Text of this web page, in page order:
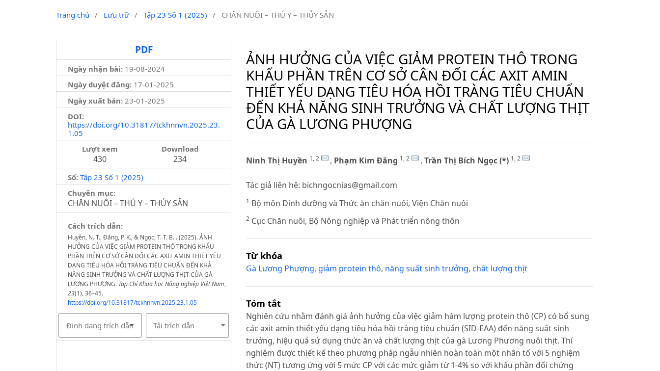
Trang chủ / Lưu trữ / Tập 23 Số 1 (2025) / CHĂN NUÔI – THÚ Y – THỦY SẢN
PDF
Ngày nhận bài: 19-08-2024
Ngày duyệt đăng:17-01-2025
Ngày xuất bản: 23-01-2025
DOI:
https://doi.org/10.31817/tckhnnvn.2025.23.
1.05
Lượt xem
430
Download
234
Số: Tập 23 Số 1 (2025)
Chuyên mục:
CHĂN NUÔI – THÚ Y – THỦY SẢN
Cách trích dẫn:
Huyền, N. T., Đăng, P. K., & Ngọc, T. T. B. . (2025). ẢNH
HƯỞNG CỦA VIỆC GIẢM PROTEIN THÔ TRONG KHẨU
PHẦN TRÊN CƠ SỞ CÂN ĐỐI CÁC AXIT AMIN THIẾT YẾU
DẠNG TIÊU HÓA HỒI TRÀNG TIÊU CHUẨN ĐẾN KHẢ
NĂNG SINH TRƯỞNG VÀ CHẤT LƯỢNG THỊT CỦA GÀ
LƯƠNG PHƯỢNG. Tạp Chí Khoa học Nông nghiệp Việt Nam,
23(1), 36–45.
https://doi.org/10.31817/tckhnnvn.2025.23.1.05
Định dạng trích dẫn Tải trích dẫn
ẢNH HƯỞNG CỦA VIỆC GIẢM PROTEIN THÔ TRONG
KHẨU PHẦN TRÊN CƠ SỞ CÂN ĐỐI CÁC AXIT AMIN
THIẾT YẾU DẠNG TIÊU HÓA HỒI TRÀNG TIÊU CHUẨN
ĐẾN KHẢ NĂNG SINH TRƯỞNG VÀ CHẤT LƯỢNG THỊT
CỦA GÀ LƯƠNG PHƯỢNG
Ninh Thị Huyền 1, 2 , Phạm Kim Đăng 1, 2 ,Trần Thị Bích Ngọc (*) 1, 2
Tác giả liên hệ: bichngocnias@gmail.com
1 Bộ môn Dinh dưỡng và Thức ăn chăn nuôi, Viện Chăn nuôi
2 Cục Chăn nuôi, Bộ Nông nghiệp và Phát triển nông thôn
Từ khóa
Gà Lương Phượng, giảm protein thô, năng suất sinh trưởng,chất lượng thịt
Tóm tắt
Nghiên cứu nhằm đánh giá ảnh hưởng của việc giảm hàm lượng protein thô (CP) có bổ sung
các axit amin thiết yếu dạng tiêu hóa hồi tràng tiêu chuẩn (SID-EAA) đến năng suất sinh
trưởng, hiệu quả sử dụng thức ăn và chất lượng thịt của gà Lương Phương nuôi thịt. Thí
nghiệm được thiết kế theo phương pháp ngẫu nhiên hoàn toàn một nhân tố với 5 nghiệm
thức (NT) tương ứng với 5 mức CP với các mức giảm từ 1-4% so với khẩu phần đối chứng